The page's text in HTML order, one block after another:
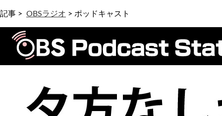
記事 > OBSラジオ > ポッドキャスト